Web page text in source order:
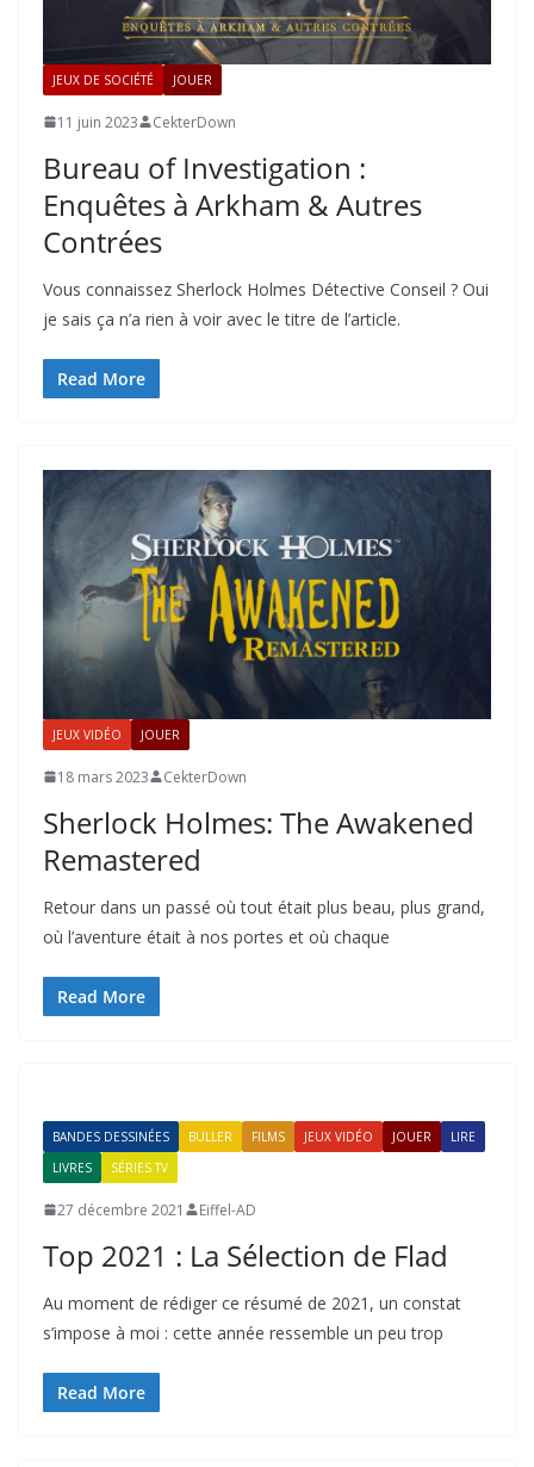
JEUX DE SOCIÉTÉ JOUER
11 juin 2023 CekterDown
Bureau of Investigation :
Enquêtes à Arkham & Autres
Contrées
Vous connaissez Sherlock Holmes Détective Conseil ? Oui
je sais ça n’a rien à voir avec le titre de l’article.
Read More
JEUX VIDÉO JOUER
18 mars 2023 CekterDown
Sherlock Holmes: The Awakened
Remastered
Retour dans un passé où tout était plus beau, plus grand,
où l’aventure était à nos portes et où chaque
Read More
BANDES DESSINÉES BULLER FILMS JEUX VIDÉO JOUER
LIRE
LIVRES
SÉRIES TV
27 décembre 2021 Eiffel-AD
Top 2021 : La Sélection de Flad
Au moment de rédiger ce résumé de 2021, un constat
s’impose à moi : cette année ressemble un peu trop
Read More